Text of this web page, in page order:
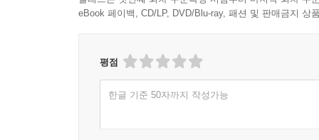
eBook 페이백, CD/LP, DVD/Blu-ray, 패션 및 판매금지 상
평점
한글 기준 50자까지 작성가능